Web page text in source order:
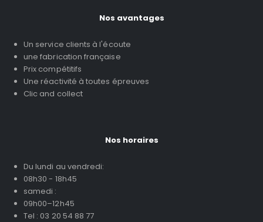
Nos avantages
Un service clients à l'écoute
une fabrication française
Prix compétitifs
Une réactivité à toutes épreuves
Clic and collect
Nos horaires
Du lundi au vendredi:
08h30 - 18h45
samedi :
09h00–12h45
Tel : 03 20 54 88 77